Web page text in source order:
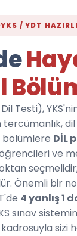
YKS / YDT
Testi),
DİL
ve
Önemli bir
4 yanlış 1
sınav
sizi